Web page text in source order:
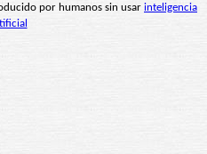
por humanos sin usar inteligencia